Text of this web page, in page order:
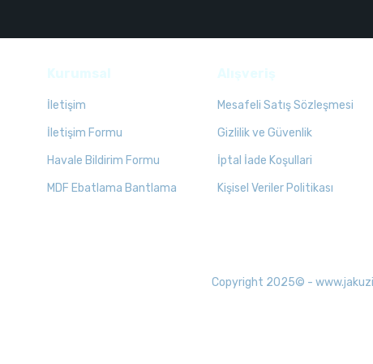
İletişim
İletişim Formu
Havale Bildirim Formu
MDF Ebatlama Bantlama
Mesafeli Satış Sözleşmesi
Gizlilik ve Güvenlik
İptal İade Koşullari
Kişisel Veriler Politikası
Copyright 2025© -